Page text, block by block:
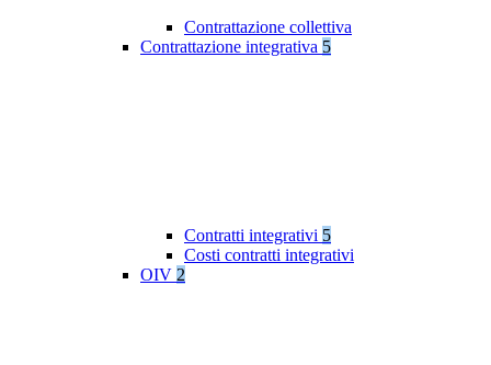
Contrattazione collettiva
Contrattazione integrativa 5
Contratti integrativi 5
Costi contratti integrativi
OIV 2